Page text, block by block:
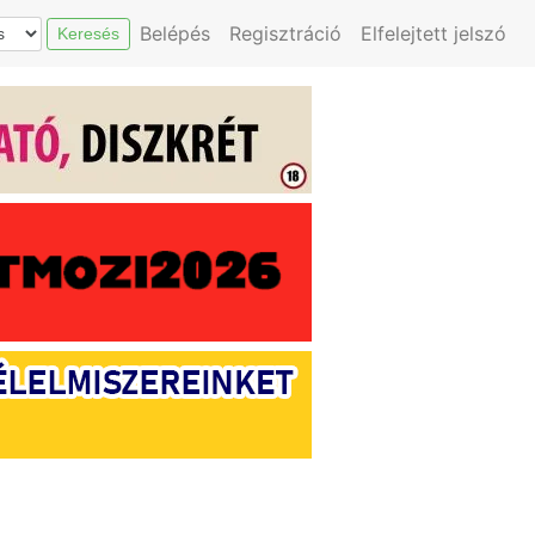
Keresés Belépés Regisztráció Elfelejtett jelszó